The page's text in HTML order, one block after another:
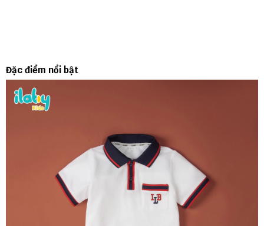
Đặc điểm nổi bật